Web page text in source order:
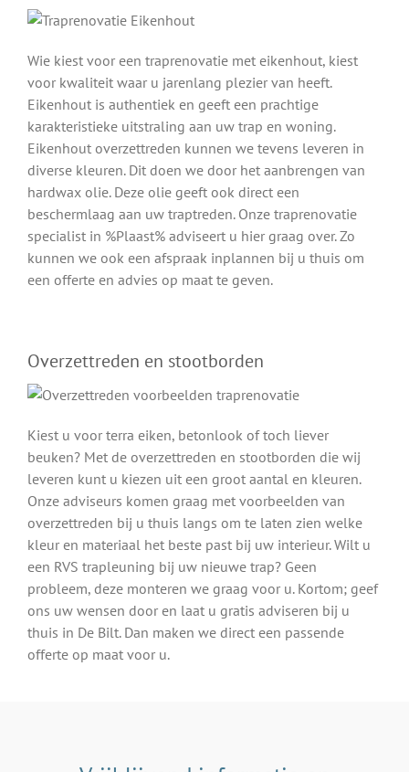
Wie kiest voor een traprenovatie met eikenhout, kiest
voor kwaliteit waar u jarenlang plezier van heeft.
Eikenhout is authentiek en geeft een prachtige
karakteristieke uitstraling aan uw trap en woning.
Eikenhout overzettreden kunnen we tevens leveren in
diverse kleuren. Dit doen we door het aanbrengen van
hardwax olie. Deze olie geeft ook direct een
beschermlaag aan uw traptreden. Onze traprenovatie
specialist in %Plaast% adviseert u hier graag over. Zo
kunnen we ook een afspraak inplannen bij u thuis om
een offerte en advies op maat te geven.
Overzettreden en stootborden
Kiest u voor terra eiken, betonlook of toch liever
beuken? Met de overzettreden en stootborden die wij
leveren kunt u kiezen uit een groot aantal en kleuren.
Onze adviseurs komen graag met voorbeelden van
overzettreden bij u thuis langs om te laten zien welke
kleur en materiaal het beste past bij uw interieur. Wilt u
een RVS trapleuning bij uw nieuwe trap? Geen
probleem, deze monteren we graag voor u. Kortom; geef
ons uw wensen door en laat u gratis adviseren bij u
thuis in De Bilt. Dan maken we direct een passende
offerte op maat voor u.